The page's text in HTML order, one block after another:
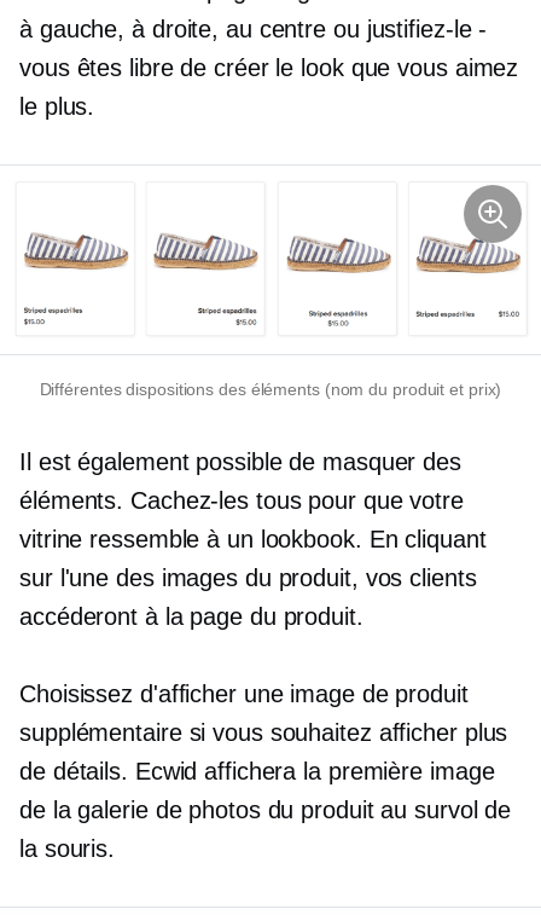
à gauche, à droite, au centre ou justifiez-le-
vous êtes libre de créer le look que vous aimez
le plus.
Différentes dispositions des éléments (nom du produit et prix)
Il est également possible de masquer des
éléments. Cachez-les tous pour que votre
vitrine ressemble à un lookbook. En cliquant
sur l'une des images du produit, vos clients
accéderont à la page du produit.
Choisissez d'afficher une image de produit
supplémentaire si vous souhaitez afficher plus
de détails. Ecwid affichera la première image
de la galerie de photos du produit au survol de
la souris.